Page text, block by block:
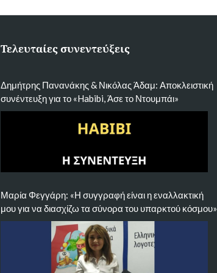
Τελευταίες συνεντεύξεις
Δημήτρης Πανανάκης & Νικόλας Άδαμ: Αποκλειστική
συνέντευξη για το «Habibi, Άσε το Ντουμπάι»
Μαρία Φεγγάρη: «Η συγγραφή είναι η εναλλακτική
μου για να διασχίζω τα σύνορα του υπαρκτού κόσμου»